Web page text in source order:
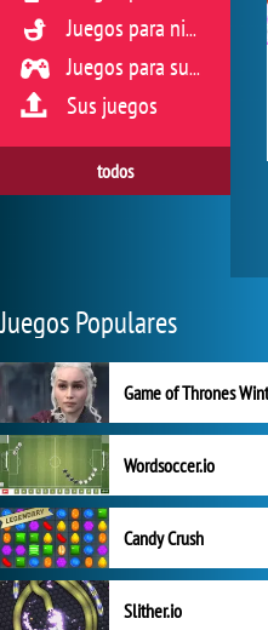
Juegos para niños
Juegos para sus reflejos
Sus juegos
todos
Juegos Populares
Wordsoccer.io
Candy Crush
Slither.io